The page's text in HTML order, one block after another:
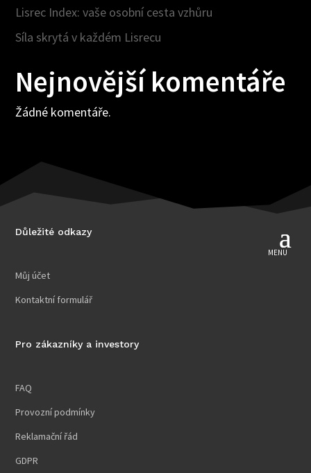
Lisrec Index: vaše osobní cesta vzhůru
Síla skrytá v každém Lisrecu
Nejnovější komentáře
Žádné komentáře.
Důležité odkazy
Můj účet
Kontaktní formulář
Pro zákazníky a investory
FAQ
Provozní podmínky
Reklamační řád
GDPR